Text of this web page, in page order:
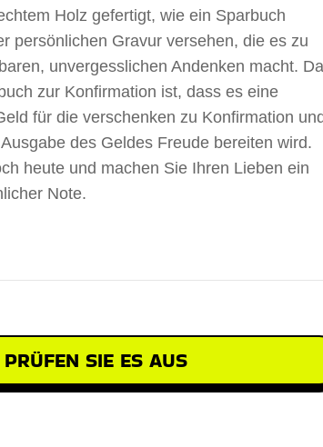
Holz gefertigt, wie ein Sparbuch
persönlichen Gravur versehen, die es zu
unvergesslichen Andenken macht.
zur Konfirmation ist, dass es eine
für die verschenken zu Konfirmation
des Geldes Freude bereiten wird.
heute und machen Sie Ihren Lieben ein
Note.
PRÜFEN SIE ES AUS